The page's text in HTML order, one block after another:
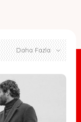
Daha Fazla